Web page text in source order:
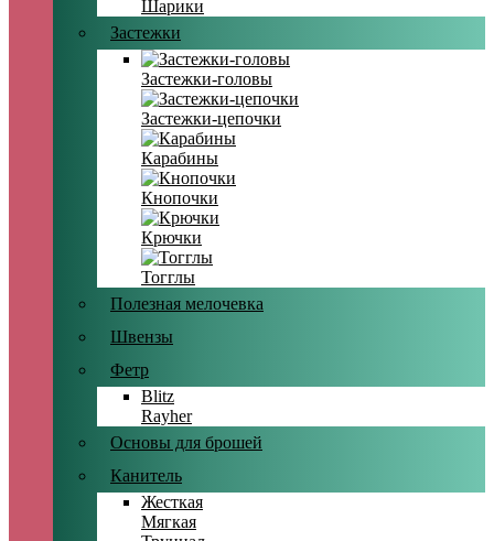
Шарики
Застежки
Застежки-головы
Застежки-цепочки
Карабины
Кнопочки
Крючки
Тогглы
Полезная мелочевка
Швензы
Фетр
Blitz
Rayher
Основы для брошей
Канитель
Жесткая
Мягкая